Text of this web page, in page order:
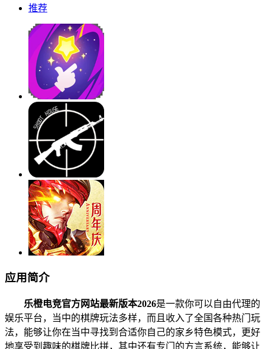
推荐
应用简介
乐橙电竞官方网站最新版本2026是一款你可以自由代理的
娱乐平台，当中的棋牌玩法多样，而且收入了全国各种热门玩
法，能够让你在当中寻找到合适你自己的家乡特色模式，更好
地享受到趣味的棋牌比拼，其中还有专门的方言系统，能够让